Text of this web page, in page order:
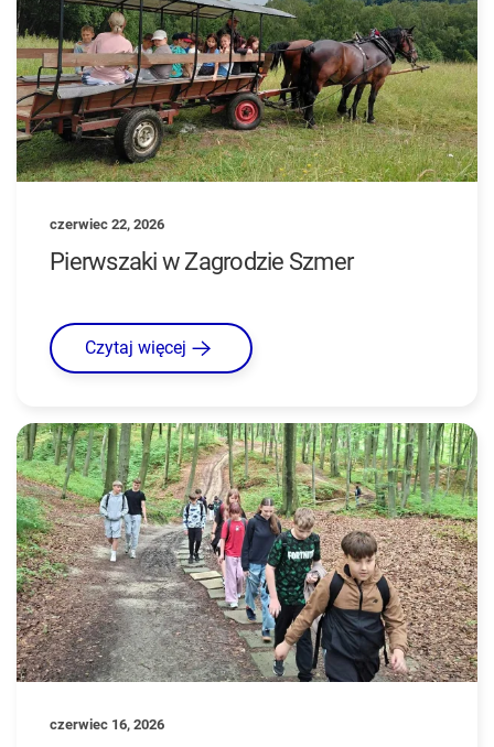
czerwiec 22, 2026
Pierwszaki w Zagrodzie Szmer
Czytaj więcej
czerwiec 16, 2026